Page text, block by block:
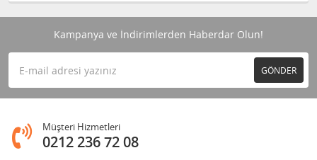
Kampanya ve İndirimlerden Haberdar Olun!
GÖNDER
Müşteri Hizmetleri
0212 236 72 08